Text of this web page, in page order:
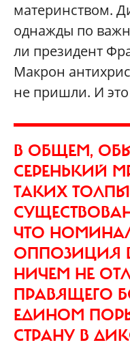
материнством.
однажды по
ли президент
Макрон
не пришли. И
В ОБЩЕМ,
СЕРЕНЬКИЙ
ТАКИХ
ЧТО
ОППОЗИЦИЯ
НИЧЕМ НЕ
ПРАВЯЩЕГО
ЕДИНОМ
СТРАНУ В